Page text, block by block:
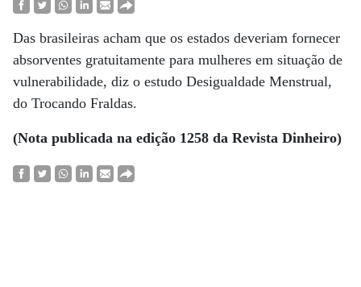
Das brasileiras acham que os estados deveriam fornecer
absorventes gratuitamente para mulheres em situação de
vulnerabilidade, diz o estudo Desigualdade Menstrual,
do Trocando Fraldas.
(Nota publicada na edição 1258 da Revista Dinheiro)